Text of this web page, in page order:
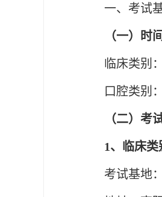
一、考试
（一）时
临床类别：
口腔类别：
（二）考
1、临床类
考试基地